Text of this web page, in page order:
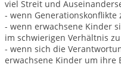
viel Streit und
- wenn Generationskonflikte
- wenn erwachsene Kinder
im schwierigen Verhältnis
- wenn sich die
erwachsene Kinder um ihre